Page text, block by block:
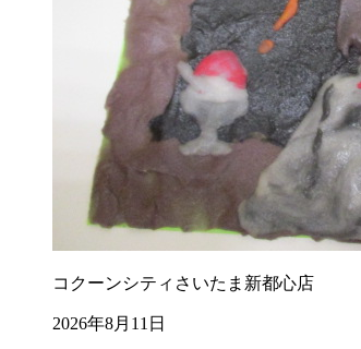
コクーンシティさいたま新都心店
2026年8月11日